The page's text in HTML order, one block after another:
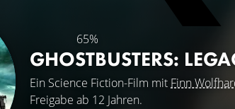
65%
GHOSTBUSTERS:
Ein Science Fiction-Film mit Finn
Freigabe ab 12 Jahren.